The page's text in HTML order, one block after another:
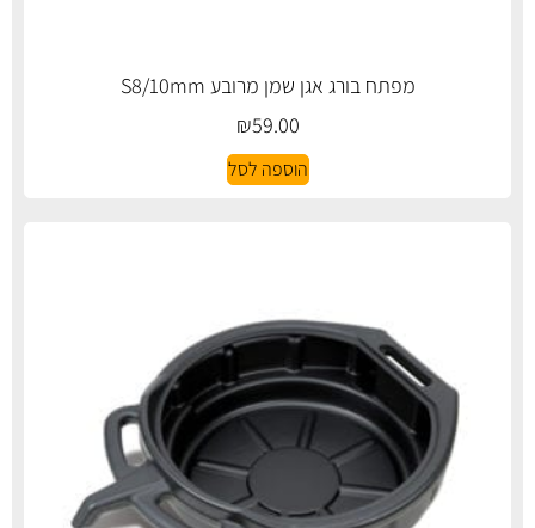
מפתח בורג אגן שמן מרובע S8/10mm
₪59.00
הוספה לסל